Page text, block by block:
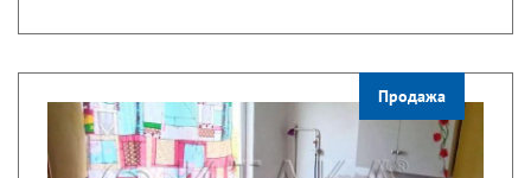
Продажа